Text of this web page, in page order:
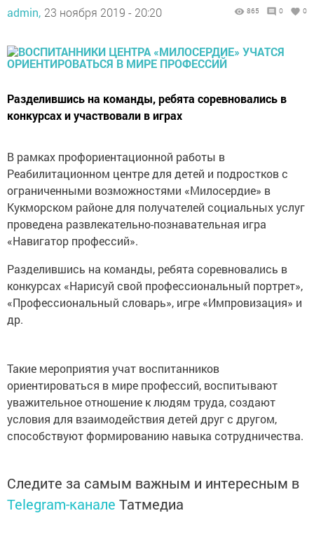
admin, 23 ноября 2019 - 20:20 865 0 0
Разделившись на команды, ребята соревновались в
конкурсах и участвовали в играх
В рамках профориентационной работы в
Реабилитационном центре для детей и подростков с
ограниченными возможностями «Милосердие» в
Кукморском районе для получателей социальных услуг
проведена развлекательно-познавательная игра
«Навигатор профессий».
Разделившись на команды, ребята соревновались в
конкурсах «Нарисуй свой профессиональный портрет»,
«Профессиональный словарь», игре «Импровизация» и
др.
Такие мероприятия учат воспитанников
ориентироваться в мире профессий, воспитывают
уважительное отношение к людям труда, создают
условия для взаимодействия детей друг с другом,
способствуют формированию навыка сотрудничества.
Следите за самым важным и интересным в
Telegram-канале Татмедиа